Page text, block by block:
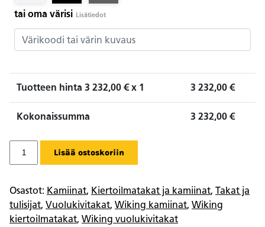
tai oma värisi Lisätiedot
Tuotteen hinta 3 232,00 € x 1 3 232,00 €
Kokonaissumma 3 232,00 €
Wiking
vuolukivi
määrä
Lisää ostoskoriin
Osastot: Kamiinat, Kiertoilmatakat ja kamiinat, Takat ja
tulisijat, Vuolukivitakat, Wiking kamiinat, Wiking
kiertoilmatakat, Wiking vuolukivitakat